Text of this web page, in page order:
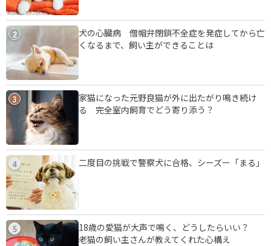
2
犬の心臓病 僧帽弁閉鎖不全症を発症してから亡
くなるまで、飼い主ができることは
3
家猫になった元野良猫が外に出たがり鳴き続け
る 完全室内飼育でどう寄り添う？
4 二度目の挑戦で警察犬に合格、シーズー「まる」
5
18歳の愛猫が大声で鳴く、どうしたらいい？
老猫の飼い主さんが教えてくれた心構え